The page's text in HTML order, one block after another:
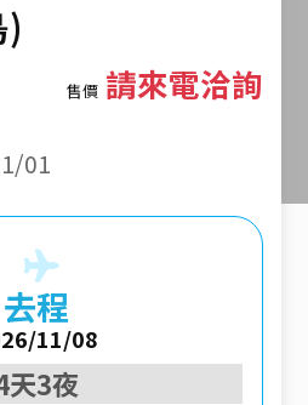
售價請來電洽詢
01
去程
11/08
天3夜